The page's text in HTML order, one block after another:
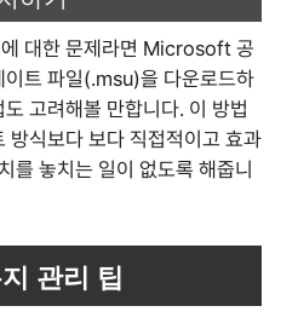
대한 문제라면 Microsoft 공
이트 파일(.msu)을 다운로드하
고려해볼 만합니다. 이 방법
방식보다 보다 직접적이고 효과
를 놓치는 일이 없도록 해줍니
관리 팁